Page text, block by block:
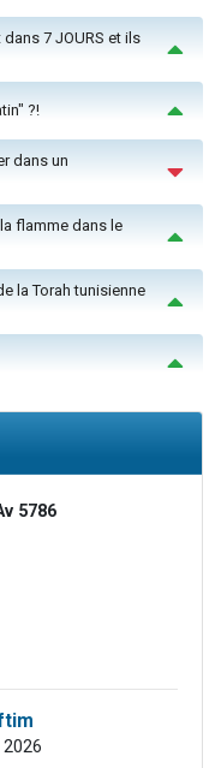
dans 7 JOURS et ils
?!
dans un
flamme dans le
la Torah tunisienne
5786